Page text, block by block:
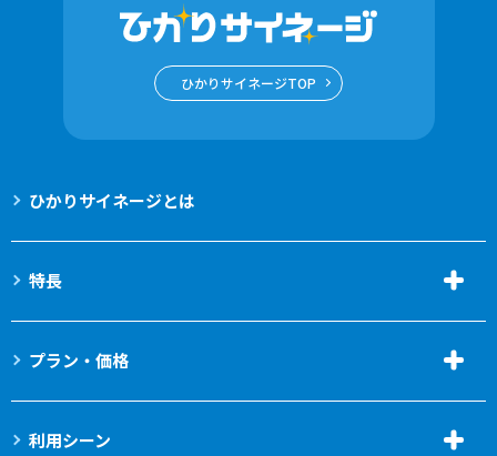
ひかりサイネージTOP
ひかりサイネージとは
特長
プラン・価格
利用シーン